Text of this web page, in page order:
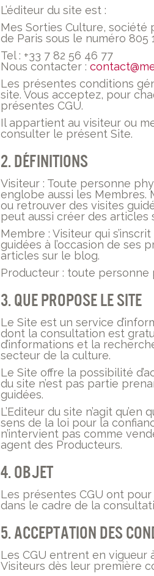
L’éditeur du site est :
Mes Sorties Culture, société
de Paris sous le numéro
Tel : +33 7 82 56 46 77
Nous contacter :
Les présentes conditions
site. Vous acceptez, pour
présentes CGU.
Il appartient au visiteur ou
consulter le présent Site.
2. Définitions
Visiteur : Toute personne
englobe aussi les Membres.
ou retrouver des visites
peut aussi créer des articles
Membre : Visiteur qui
guidées à l’occasion de ses
articles sur le blog.
Producteur : toute
3. Que propose le Site
Le Site est un service
dont la consultation est
d’informations et la
secteur de la culture.
Le Site offre la possibilité
du site n’est pas partie
guidées.
L’Editeur du site n’agit
sens de la loi pour la
n’intervient pas comme
agent des Producteurs.
4. Objet
Les présentes CGU ont
dans le cadre de la
5. Acceptation des
Les CGU entrent en
Visiteurs dès leur première